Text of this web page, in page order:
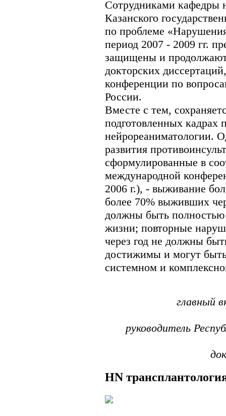
Сотрудниками кафедры
Казанского
по проблеме
период 2007 - 2009 гг.
защищены и продолжают
докторских
конференции по
России.
Вместе с тем,
подготовленных кадрах
нейрореаниматологии.
развития
сформулированные в
международной
2006 г.), - выживание
более 70% выживших
должны быть полностью
жизни; повторные
через год не должны
достижимы и могут
системном и
главный
руководитель
HN